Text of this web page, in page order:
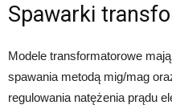
Spawarki
Modele transformatorowe
spawania metodą mig/mag
regulowania natężenia prądu